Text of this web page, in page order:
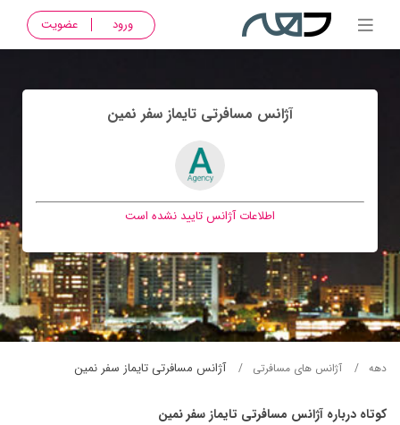
ورود عضویت
آژانس مسافرتی تايماز سفر نمين
اطلاعات آژانس تایید نشده است
دهه آژانس های مسافرتی آژانس مسافرتی تايماز سفر نمين
کوتاه درباره آژانس مسافرتی تايماز سفر نمين